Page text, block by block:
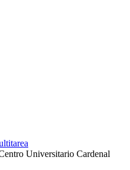
Universitario Cardenal